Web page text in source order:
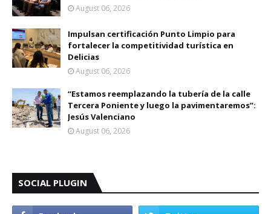
August 06, 2026
Impulsan certificación Punto Limpio para
fortalecer la competitividad turística en
Delicias
August 06, 2026
“Estamos reemplazando la tubería de la calle
Tercera Poniente y luego la pavimentaremos”:
Jesús Valenciano
August 06, 2026
SOCIAL PLUGIN